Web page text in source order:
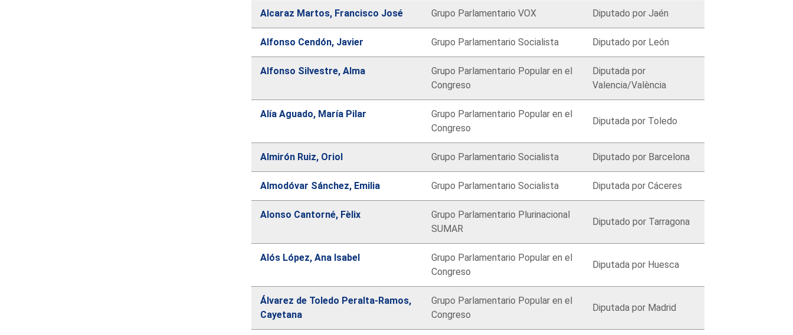
Alcaraz Martos, Francisco José Grupo Parlamentario VOX Diputado por Jaén
Alfonso Cendón, Javier Grupo Parlamentario Socialista Diputado por León
Alfonso Silvestre, Alma
Grupo Parlamentario Popular en el
Congreso
Diputada por
Valencia/València
Alía Aguado, María Pilar
Grupo Parlamentario Popular en el
Congreso
Diputada por Toledo
Almirón Ruiz, Oriol Grupo Parlamentario Socialista Diputado por Barcelona
Almodóvar Sánchez, Emilia Grupo Parlamentario Socialista Diputada por Cáceres
Alonso Cantorné, Fèlix
Grupo Parlamentario Plurinacional
SUMAR
Diputado por Tarragona
Alós López, Ana Isabel
Grupo Parlamentario Popular en el
Congreso
Diputada por Huesca
Álvarez de Toledo Peralta-Ramos,
Cayetana
Grupo Parlamentario Popular en el
Congreso
Diputada por Madrid